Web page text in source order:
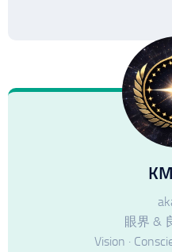
眼界 &
Vision ·